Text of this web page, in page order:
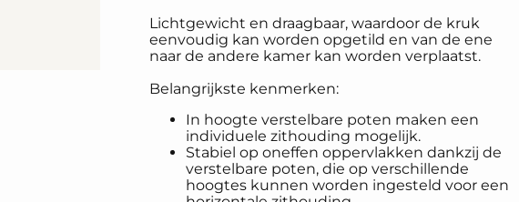
Lichtgewicht en draagbaar, waardoor de kruk
eenvoudig kan worden opgetild en van de ene
naar de andere kamer kan worden verplaatst.
Belangrijkste kenmerken:
In hoogte verstelbare poten maken een
individuele zithouding mogelijk.
Stabiel op oneffen oppervlakken dankzij de
verstelbare poten, die op verschillende
hoogtes kunnen worden ingesteld voor een